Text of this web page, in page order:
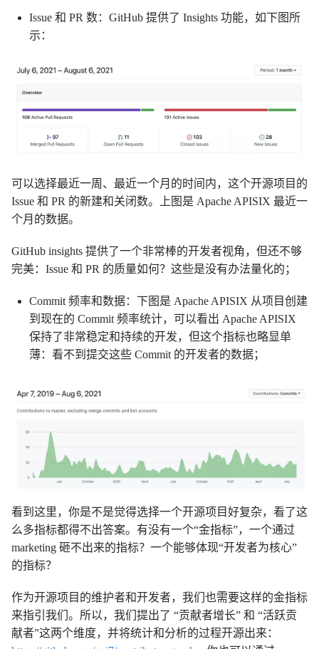
Issue 和 PR 数：GitHub 提供了 Insights 功能，如下图所
示：
可以选择最近一周、最近一个月的时间内，这个开源项目的
Issue 和 PR 的新建和关闭数。上图是 Apache APISIX 最近一
个月的数据。
GitHub insights 提供了一个非常棒的开发者视角，但还不够
完美：Issue 和 PR 的质量如何？这些是没有办法量化的；
Commit 频率和数据：下图是 Apache APISIX 从项目创建
到现在的 Commit 频率统计，可以看出 Apache APISIX
保持了非常稳定和持续的开发，但这个指标也略显单
薄：看不到提交这些 Commit 的开发者的数据；
看到这里，你是不是觉得选择一个开源项目好复杂，看了这
么多指标都得不出答案。有没有一个“金指标”，一个通过
marketing 砸不出来的指标？一个能够体现“开发者为核心”
的指标？
作为开源项目的维护者和开发者，我们也需要这样的金指标
来指引我们。所以，我们提出了 “贡献者增长” 和 “活跃贡
献者”这两个维度，并将统计和分析的过程开源出来：